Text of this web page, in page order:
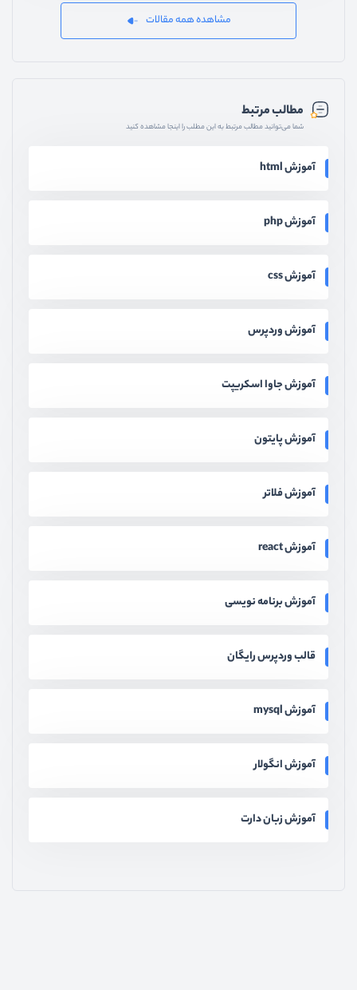
مشاهده همه مقالات
مطالب مرتبط
شما می‌توانید مطالب مرتبط به این مطلب را اینجا مشاهده کنید
آموزش html
آموزش php
آموزش css
آموزش وردپرس
آموزش جاوا اسکریپت
آموزش پایتون
آموزش فلاتر
آموزش react
آموزش برنامه نویسی
قالب وردپرس رایگان
آموزش mysql
آموزش انگولار
آموزش زبان دارت